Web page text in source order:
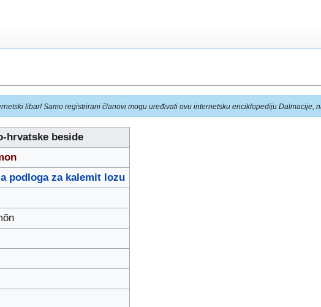
libar! Samo registrirani članovi mogu uređivati ovu internetsku enciklopediju Dalmacije,
hrvatske beside
podloga za kalemit lozu